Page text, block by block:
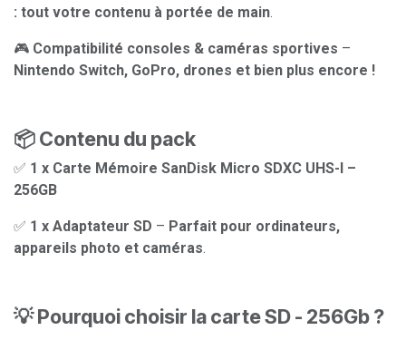
: tout votre contenu à portée de main.
🎮 Compatibilité consoles & caméras sportives –
Nintendo Switch, GoPro, drones et bien plus encore !
📦 Contenu du pack
✅ 1 x Carte Mémoire SanDisk Micro SDXC UHS-I –
256GB
✅ 1 x Adaptateur SD – Parfait pour ordinateurs,
appareils photo et caméras.
💡 Pourquoi choisir la carte SD - 256Gb ?